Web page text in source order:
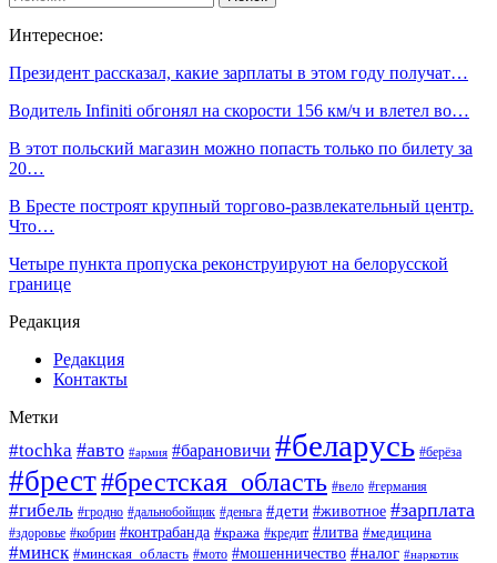
Интересное:
Президент рассказал, какие зарплаты в этом году получат…
Водитель Infiniti обгонял на скорости 156 км/ч и влетел во…
В этот польский магазин можно попасть только по билету за
20…
В Бресте построят крупный торгово-развлекательный центр.
Что…
Четыре пункта пропуска реконструируют на белорусской
границе
Редакция
Редакция
Контакты
Метки
#tochka #авто #армия #барановичи #беларусь #берёза
#брест#брестская_область #вело #германия
#гибель #гродно #дальнобойщик #деньга #дети #животное #зарплата
#здоровье #кобрин #контрабанда #кража #кредит #литва #медицина
#минск #минская_область #мото #мошенничество #налог #наркотик